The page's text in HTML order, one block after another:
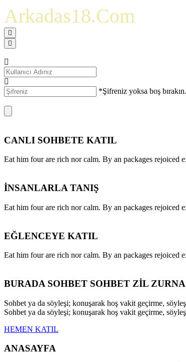
Arkadas18.Com
*Şifreniz yoksa boş bırakın.
CANLI SOHBETE KATIL
Eat him four are rich nor calm. By an packages rejoiced
İNSANLARLA TANIŞ
Eat him four are rich nor calm. By an packages rejoiced
EĞLENCEYE KATIL
Eat him four are rich nor calm. By an packages rejoiced
BURADA SOHBET SOHBET ZİL ZURNA
Sohbet ya da söyleşi; konuşarak hoş vakit geçirme,
Sohbet ya da söyleşi; konuşarak hoş vakit geçirme,
HEMEN KATIL
ANASAYFA